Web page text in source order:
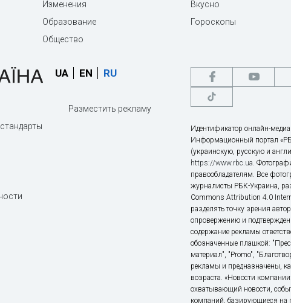
Изменения
Образование
Общество
Вкусно
Гороскопы
UA EN RU
Разместить рекламу
Идентификатор онлайн-
Информационный портал
(украинскую, русскую и
https://www.rbc.ua.
правообладателям. Все
журналисты РБК-Украина,
Commons Attribution 4.0
разделять точку зрения
опровержению и
содержание рекламы
обозначенные плашкой:
материал", "Promo",
рекламы и предназначены,
возраста. «Новости
охватывающий новости,
компаний, базирующиеся на